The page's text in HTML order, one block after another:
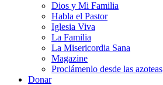
Dios y Mi Familia
Habla el Pastor
Iglesia Viva
La Familia
La Misericordia Sana
Magazine
Proclámenlo desde las azoteas
Donar